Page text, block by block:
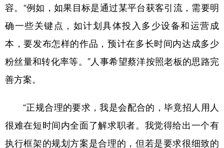
容。“例如，如果目标是通过某平台获客引流，需要明
确一些关键点，如计划具体投入多少设备和运营成
本，要发布怎样的作品，预计在多长时间内达成多少
粉丝量和转化率等。”人事希望蔡洋按照老板的思路完
善方案。
“正规合理的要求，我是会配合的，毕竟招人用人
很难在短时间内全面了解求职者。我觉得给出一个有
执行框架的规划方案是合理的，但若是要求很细致的